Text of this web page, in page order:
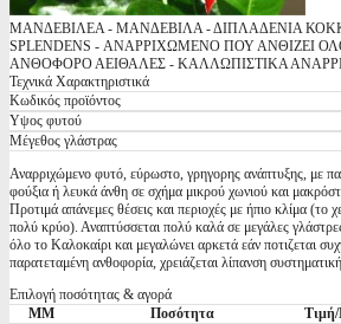
ΜΑΝΔΕΒΙΛΕΑ - ΜΑΝΔΕΒΙΛΑ - ΔΙΠΛΑΔΕΝΙΑ
SPLENDENS - ΑΝΑΡΡΙΧΩΜΕΝΟ ΠΟΥ ΑΝΘΙΖΕΙ
ΑΝΘΟΦΟΡΟ ΑΕΙΘΑΛΕΣ - ΚΑΛΛΩΠΙΣΤΙΚΑ
Τεχνικά Χαρακτηριστικά
Κωδικός προϊόντος
Υψος φυτού
Μέγεθος γλάστρας
Αναρριχώμενο φυτό, εύρωστο, γρηγορης ανάπτυξης, με
φούξια ή λευκά άνθη σε σχήμα μικρού χωνιού και
Προτιμά απάνεμες θέσεις και περιοχές με ήπιο κλίμα (το
πολύ κρύο). Αναπτύσσεται πολύ καλά σε μεγάλες
όλο το Καλοκαίρι και μεγαλώνει αρκετά εάν ποτιζεται
παρατεταμένη ανθοφορία, χρειάζεται λίπανση
Επιλογή ποσότητας & αγορά
ΜΜ
Ποσότητα